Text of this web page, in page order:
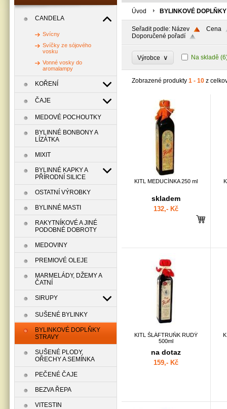
CANDELA
Svícny
Svíčky ze sójového
vosku
Vonné vosky do
aromalampy
KOŘENÍ
ČAJE
MEDOVÉ POCHOUTKY
BYLINNÉ BONBONY A
LÍZÁTKA
MIXIT
BYLINNÉ KAPKY A
PŘÍRODNÍ SILICE
OSTATNÍ VÝROBKY
BYLINNÉ MASTI
RAKYTNÍKOVÉ A JINÉ
PODOBNÉ DOBROTY
MEDOVINY
PREMIOVÉ OLEJE
MARMELÁDY, DŽEMY A
ČATNÍ
SIRUPY
SUŠENÉ BYLINKY
BYLINKOVÉ DOPLŇKY
STRAVY
SUŠENÉ PLODY,
OŘECHY A SEMÍNKA
PEČENÉ ČAJE
BEZVA ŘEPA
VITESTIN
Úvod BYLINKOVÉ
Seřadit podle: Název
Cena
Doporučené pořadí
Výrobce ∨ Na skladě
Zobrazené produkty 1 - 10 z
KITL MEDUCÍNKA 250 ml
skladem
132,- Kč
KITL ŠLÁFTRUŇK RUDÝ
500ml
na dotaz
159,- Kč